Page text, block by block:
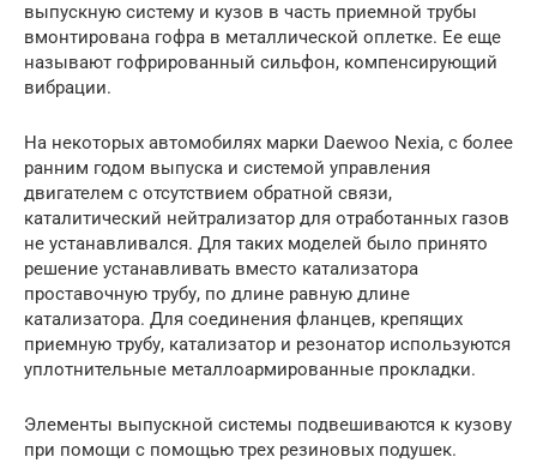
выпускную систему и кузов в часть приемной трубы
вмонтирована гофра в металлической оплетке. Ее еще
называют гофрированный сильфон, компенсирующий
вибрации.
На некоторых автомобилях марки Daewoo Nexia, с более
ранним годом выпуска и системой управления
двигателем с отсутствием обратной связи,
каталитический нейтрализатор для отработанных газов
не устанавливался. Для таких моделей было принято
решение устанавливать вместо катализатора
проставочную трубу, по длине равную длине
катализатора. Для соединения фланцев, крепящих
приемную трубу, катализатор и резонатор используются
уплотнительные металлоармированные прокладки.
Элементы выпускной системы подвешиваются к кузову
при помощи с помощью трех резиновых подушек.